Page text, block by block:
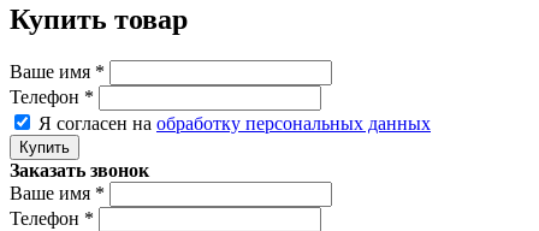
Купить товар
Ваше имя *
Телефон *
Я согласен на обработку персональных данных
Заказать звонок
Ваше имя *
Телефон *